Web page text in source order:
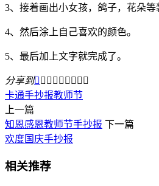
3、接着画出小女孩，鸽子，花朵等
4、然后涂上自己喜欢的颜色。
5、最后加上文字就完成了。
分享到        
卡通手抄报教师节
上一篇
知恩感恩教师节手抄报 下一篇
欢度国庆手抄报
相关推荐